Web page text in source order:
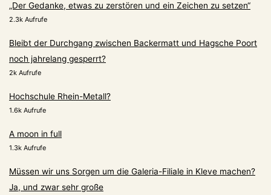
„Der Gedanke, etwas zu zerstören und ein Zeichen zu setzen“
2.3k Aufrufe
Bleibt der Durchgang zwischen Backermatt und Hagsche Poort
noch jahrelang gesperrt?
2k Aufrufe
Hochschule Rhein-Metall?
1.6k Aufrufe
A moon in full
1.3k Aufrufe
Müssen wir uns Sorgen um die Galeria-Filiale in Kleve machen?
Ja, und zwar sehr große